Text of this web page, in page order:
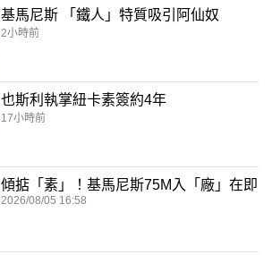
基馬尼斯 「鐵人」特質吸引阿仙奴
2小時前
也斯利執掌紐卡素簽約4年
17小時前
傾掂「素」！基馬尼斯75M入「廠」在即
2026/08/05 16:58